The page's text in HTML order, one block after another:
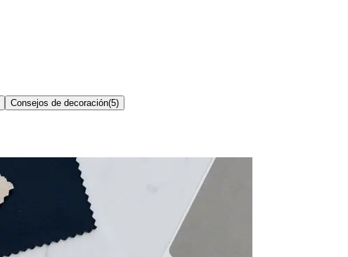
Consejos de decoración(5)